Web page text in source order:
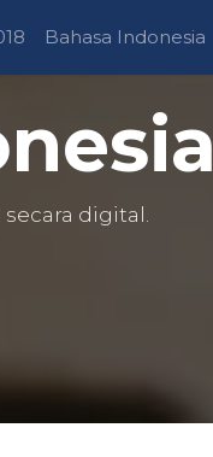
Bahasa Indonesia
digital.